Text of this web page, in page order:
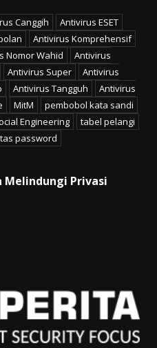
Canggih
Antivirus ESET
Antivirus Komprehensif
Nomor Wahid
Antivirus
Antivirus Super
Antivirus
Antivirus Tangguh
Antivirus
MitM
pembobol kata sandi
Engineering
tabel pelangi
password
Privasi